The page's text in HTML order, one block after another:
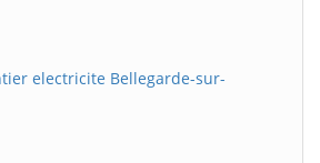
electricite Bellegarde-sur-